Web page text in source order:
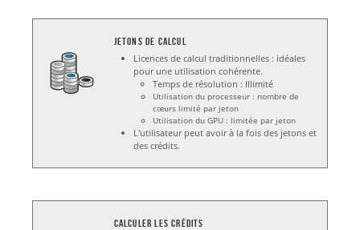
jetons de calcul
Licences de calcul traditionnelles : idéales
pour une utilisation cohérente.
Temps de résolution : Illimité
Utilisation du processeur : nombre de
cœurs limité par jeton
Utilisation du GPU : limitée par jeton
L'utilisateur peut avoir à la fois des jetons et
des crédits.
Calculer les crédits